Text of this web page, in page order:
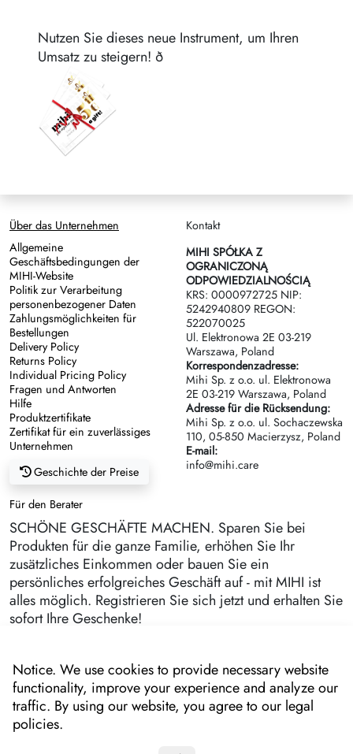
Nutzen Sie dieses neue Instrument, um Ihren
Umsatz zu steigern! ð
Über das Unternehmen
Allgemeine
Geschäftsbedingungen der
MIHI-Website
Politik zur Verarbeitung
personenbezogener Daten
Zahlungsmöglichkeiten für
Bestellungen
Delivery Policy
Returns Policy
Individual Pricing Policy
Fragen und Antworten
Hilfe
Produktzertifikate
Zertifikat für ein zuverlässiges
Unternehmen
Geschichte der Preise
Kontakt
MIHI SPÓŁKA Z
OGRANICZONĄ
ODPOWIEDZIALNOŚCIĄ
KRS: 0000972725 NIP:
5242940809 REGON:
522070025
Ul. Elektronowa 2Е 03-219
Warszawa, Poland
Korrespondenzadresse:
Mihi Sp. z o.o. ul. Elektronowa
2Е 03-219 Warszawa, Poland
Adresse für die Rücksendung:
Mihi Sp. z o.o. ul. Sochaczewska
110, 05-850 Macierzysz, Poland
E-mail:
info@mihi.care
Für den Berater
SCHÖNE GESCHÄFTE MACHEN. Sparen Sie bei
Produkten für die ganze Familie, erhöhen Sie Ihr
zusätzliches Einkommen oder bauen Sie ein
persönliches erfolgreiches Geschäft auf - mit MIHI ist
alles möglich. Registrieren Sie sich jetzt und erhalten Sie
sofort Ihre Geschenke!
Notice. We use cookies to provide necessary website
functionality, improve your experience and analyze our
traffic. By using our website, you agree to our legal
policies.